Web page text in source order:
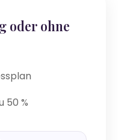
oder ohne
50 %